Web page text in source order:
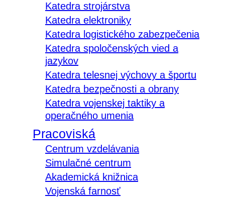
Katedra strojárstva
Katedra elektroniky
Katedra logistického zabezpečenia
Katedra spoločenských vied a
jazykov
Katedra telesnej výchovy a športu
Katedra bezpečnosti a obrany
Katedra vojenskej taktiky a
operačného umenia
Pracoviská
Centrum vzdelávania
Simulačné centrum
Akademická knižnica
Vojenská farnosť